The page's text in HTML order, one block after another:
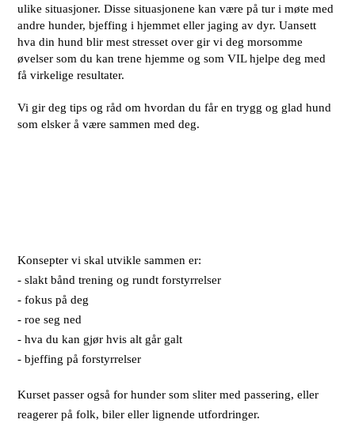
ulike situasjoner. Disse situasjonene kan være på tur i møte med
andre hunder, bjeffing i hjemmet eller jaging av dyr. Uansett
hva din hund blir mest stresset over gir vi deg morsomme
øvelser som du kan trene hjemme og som VIL hjelpe deg med
få virkelige resultater.
Vi gir deg tips og råd om hvordan du får en trygg og glad hund
som elsker å være sammen med deg.
Konsepter vi skal utvikle sammen er:
- slakt bånd trening og rundt forstyrrelser
- fokus på deg
- roe seg ned
- hva du kan gjør hvis alt går galt
- bjeffing på forstyrrelser
Kurset passer også for hunder som sliter med passering, eller
reagerer på folk, biler eller lignende utfordringer.